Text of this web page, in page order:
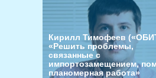
Кирилл Тимофеев
«Решить проблемы,
связанные с
импортозамещением,
планомерная работа»